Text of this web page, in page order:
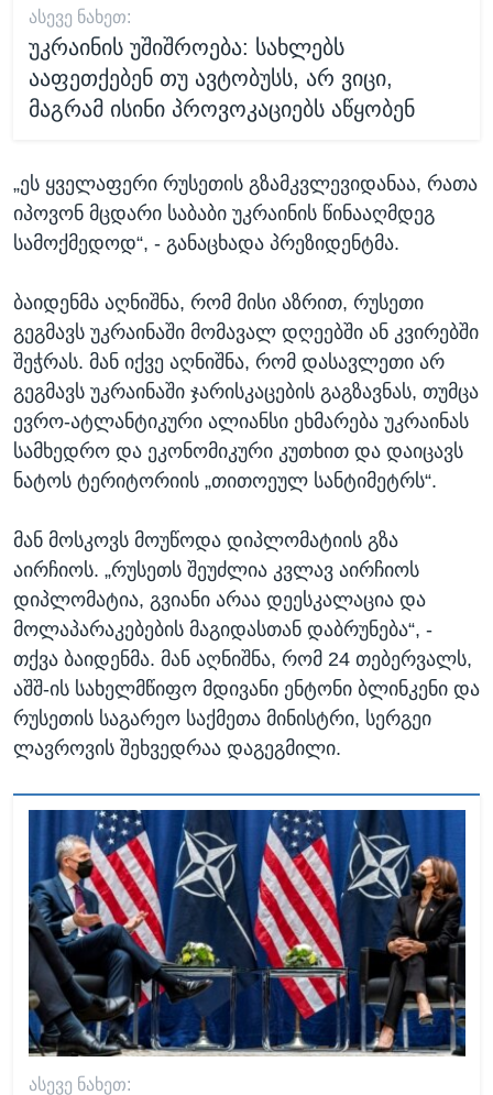
ᲐᲡᲔᲕᲔ ᲜᲐᲮᲔᲗ:
უკრაინის უშიშროება: სახლებს
ააფეთქებენ თუ ავტობუსს, არ ვიცი,
მაგრამ ისინი პროვოკაციებს აწყობენ
„ეს ყველაფერი რუსეთის გზამკვლევიდანაა, რათა
იპოვონ მცდარი საბაბი უკრაინის წინააღმდეგ
სამოქმედოდ“, - განაცხადა პრეზიდენტმა.
ბაიდენმა აღნიშნა, რომ მისი აზრით, რუსეთი
გეგმავს უკრაინაში მომავალ დღეებში ან კვირებში
შეჭრას. მან იქვე აღნიშნა, რომ დასავლეთი არ
გეგმავს უკრაინაში ჯარისკაცების გაგზავნას, თუმცა
ევრო-ატლანტიკური ალიანსი ეხმარება უკრაინას
სამხედრო და ეკონომიკური კუთხით და დაიცავს
ნატოს ტერიტორიის „თითოეულ სანტიმეტრს“.
მან მოსკოვს მოუწოდა დიპლომატიის გზა
აირჩიოს. „რუსეთს შეუძლია კვლავ აირჩიოს
დიპლომატია, გვიანი არაა დეესკალაცია და
მოლაპარაკებების მაგიდასთან დაბრუნება“, -
თქვა ბაიდენმა. მან აღნიშნა, რომ 24 თებერვალს,
აშშ-ის სახელმწიფო მდივანი ენტონი ბლინკენი და
რუსეთის საგარეო საქმეთა მინისტრი, სერგეი
ლავროვის შეხვედრაა დაგეგმილი.
ᲐᲡᲔᲕᲔ ᲜᲐᲮᲔᲗ: